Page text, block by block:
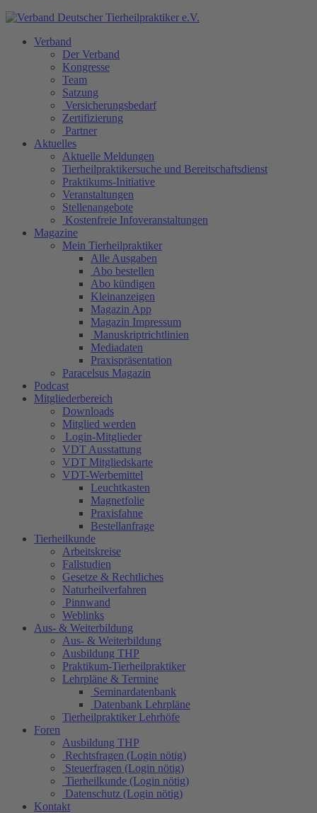
Verband
Der Verband
Kongresse
Team
Satzung
Versicherungsbedarf
Zertifizierung
Partner
Aktuelles
Aktuelle Meldungen
Tierheilpraktikersuche und Bereitschaftsdienst
Praktikums-Initiative
Veranstaltungen
Stellenangebote
Kostenfreie Infoveranstaltungen
Magazine
Mein Tierheilpraktiker
Alle Ausgaben
Abo bestellen
Abo kündigen
Kleinanzeigen
Magazin App
Magazin Impressum
Manuskriptrichtlinien
Mediadaten
Praxispräsentation
Paracelsus Magazin
Podcast
Mitgliederbereich
Downloads
Mitglied werden
Login-Mitglieder
VDT Ausstattung
VDT Mitgliedskarte
VDT-Werbemittel
Leuchtkasten
Magnetfolie
Praxisfahne
Bestellanfrage
Tierheilkunde
Arbeitskreise
Fallstudien
Gesetze & Rechtliches
Naturheilverfahren
Pinnwand
Weblinks
Aus- & Weiterbildung
Aus- & Weiterbildung
Ausbildung THP
Praktikum-Tierheilpraktiker
Lehrpläne & Termine
Seminardatenbank
Datenbank Lehrpläne
Tierheilpraktiker Lehrhöfe
Foren
Ausbildung THP
Rechtsfragen (Login nötig)
Steuerfragen (Login nötig)
Tierheilkunde (Login nötig)
Datenschutz (Login nötig)
Kontakt